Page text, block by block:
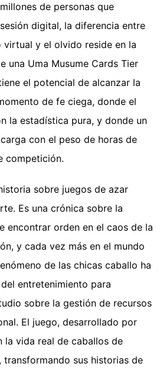
de personas que
digital, la diferencia entre
virtual y el olvido reside en la
una Uma Musume Cards Tier
el potencial de alcanzar la
de fe ciega, donde el
la estadística pura, y donde un
con el peso de horas de
competición.
sobre juegos de azar
Es una crónica sobre la
encontrar orden en el caos de la
y cada vez más en el mundo
de las chicas caballo ha
entretenimiento para
sobre la gestión de recursos
El juego, desarrollado por
la vida real de caballos de
transformando sus historias de